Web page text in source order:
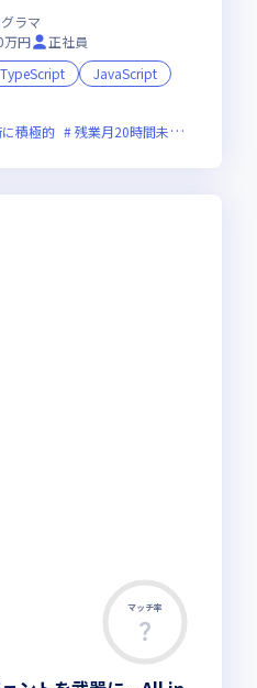
ラマ
万円
正社員
TypeScript
JavaScript
積極的 残業月20時間未満
マッチ率